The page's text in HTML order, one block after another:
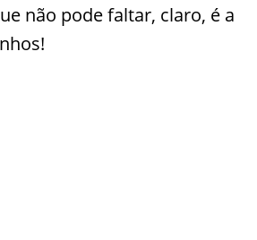
não pode faltar, claro, é a